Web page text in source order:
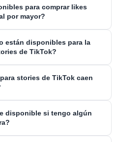
TikTok a las pocas horas de
un proceso de entrega rápido y
para comprar likes
por mayor?
descuentos exclusivos para la
TikTok al por mayor, por lo que es
están disponibles para la
de TikTok?
opciones de pago,
de débito, PayPal, ACH, y
stories de TikTok caen
garantía de recarga de 30 días,
en TikTok se repongan si
disponible si tengo algún